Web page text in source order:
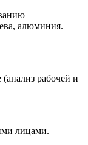
алюминия.
рабочей и
лицами.